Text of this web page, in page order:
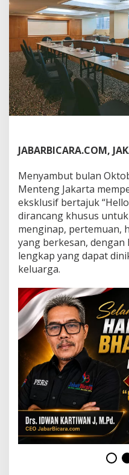
r
i
s
o
n
U
l
t
i
n
e
n
g
H
a
d
i
r
n
P
e
n
a
w
a
r
e
s
i
l
JABARBICARA.COM,
Menyambut bulan
Menteng Jakarta
eksklusif bertajuk
dirancang khusus
menginap, pertemuan,
yang berkesan,
lengkap yang dapat
keluarga.